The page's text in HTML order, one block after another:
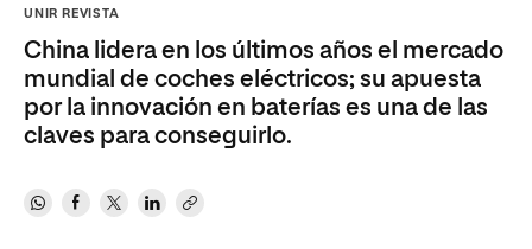
UNIR REVISTA
China lidera en los últimos años el mercado
mundial de coches eléctricos; su apuesta
por la innovación en baterías es una de las
claves para conseguirlo.